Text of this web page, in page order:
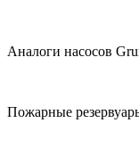
Аналоги насосов
Пожарные